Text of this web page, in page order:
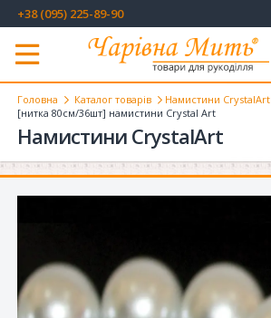
+38 (095) 225-89-90
Меню
Головна Каталог товарів Намистини CrystalArt
[нитка 80см/36шт] намистини Crystal Art
Намистини CrystalArt